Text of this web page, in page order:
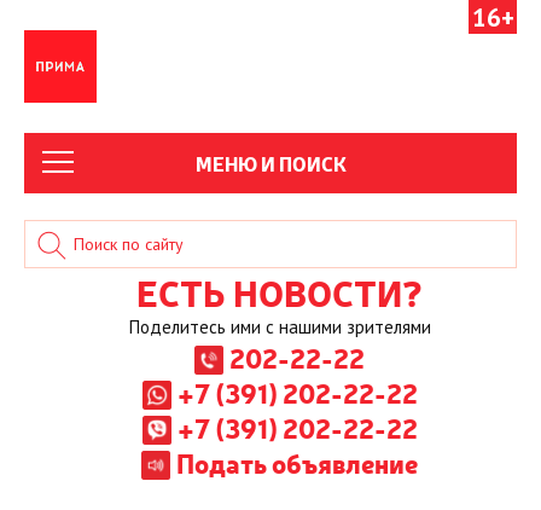
16+
МЕНЮ И ПОИСК
ЕСТЬ НОВОСТИ?
Поделитесь ими с нашими зрителями
202-22-22
+7 (391) 202-22-22
+7 (391) 202-22-22
Подать объявление